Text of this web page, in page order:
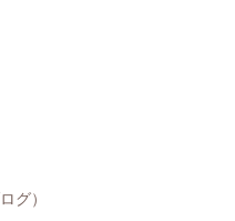
グ）